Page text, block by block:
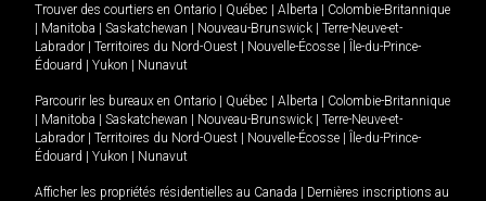
Trouver des courtiers en Ontario | Québec | Alberta | Colombie-Britannique
| Manitoba | Saskatchewan | Nouveau-Brunswick | Terre-Neuve-et-
Labrador | Territoires du Nord-Ouest | Nouvelle-Écosse | Île-du-Prince-
Édouard | Yukon | Nunavut
Parcourir les bureaux en Ontario | Québec | Alberta | Colombie-Britannique
| Manitoba | Saskatchewan | Nouveau-Brunswick | Terre-Neuve-et-
Labrador | Territoires du Nord-Ouest | Nouvelle-Écosse | Île-du-Prince-
Édouard | Yukon | Nunavut
Afficher les propriétés résidentielles au Canada | Dernières inscriptions au